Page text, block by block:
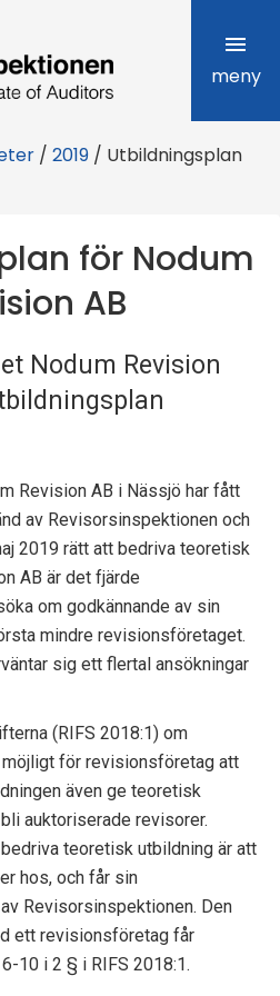
meny
/ 2019 / Utbildningsplan
för Nodum
AB
Nodum Revision
Revision AB i Nässjö har fått
av Revisorsinspektionen och
2019 rätt att bedriva teoretisk
AB är det fjärde
om godkännande av sin
mindre revisionsföretaget.
sig ett flertal ansökningar
(RIFS 2018:1) om
för revisionsföretag att
även ge teoretisk
auktoriserade revisorer.
teoretisk utbildning är att
hos, och får sin
Revisorsinspektionen. Den
ett revisionsföretag får
10 i 2 § i RIFS 2018:1.